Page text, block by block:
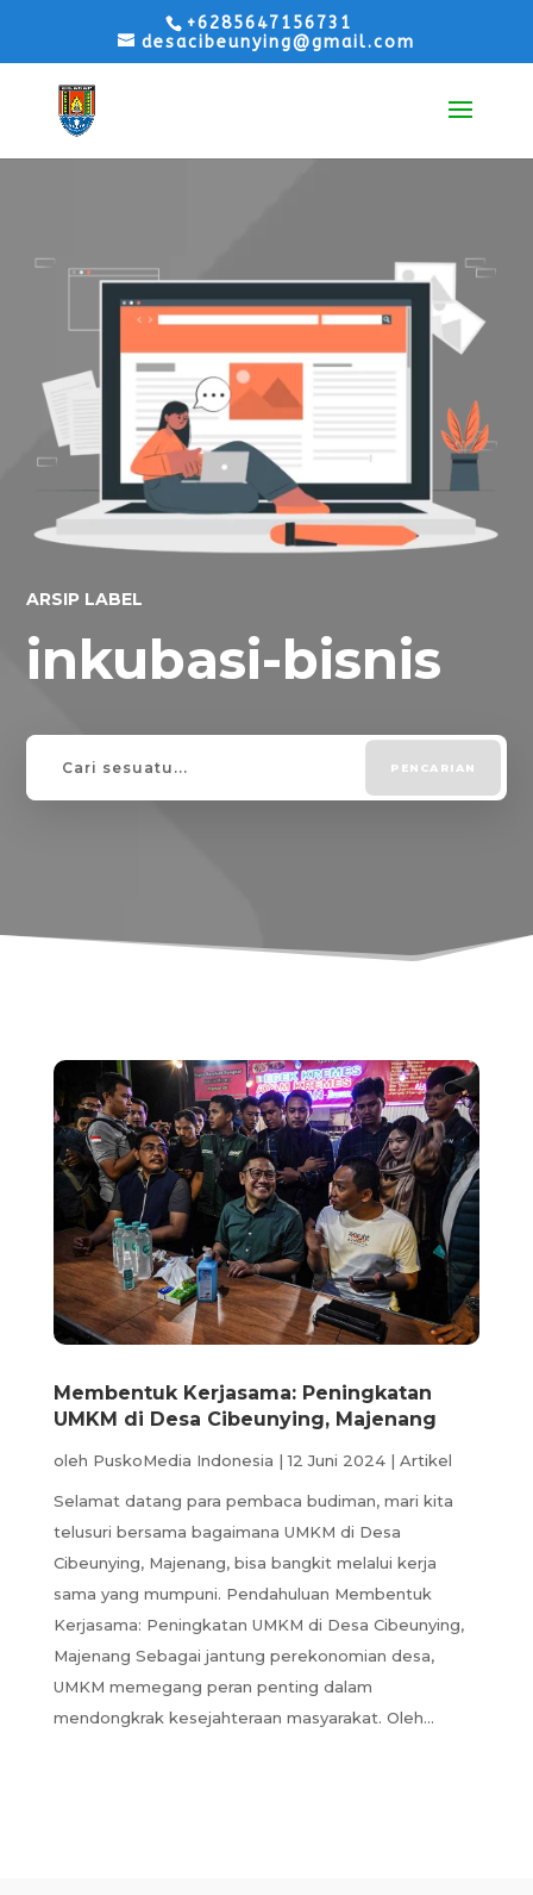
+6285647156731
desacibeunying@gmail.com
ARSIP LABEL
inkubasi-bisnis
Membentuk Kerjasama: Peningkatan
UMKM di Desa Cibeunying, Majenang
oleh PuskoMedia Indonesia |12 Juni 2024| Artikel
Selamat datang para pembaca budiman, mari kita
telusuri bersama bagaimana UMKM di Desa
Cibeunying, Majenang, bisa bangkit melalui kerja
sama yang mumpuni. Pendahuluan Membentuk
Kerjasama: Peningkatan UMKM di Desa Cibeunying,
Majenang Sebagai jantung perekonomian desa,
UMKM memegang peran penting dalam
mendongkrak kesejahteraan masyarakat. Oleh...